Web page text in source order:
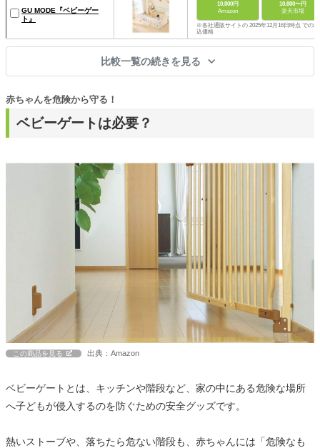
GU MODE『ベビーゲー
ト』
10,800円
Amazon
10,800〜円
楽天市場
※各社通販サイトの 2025年12月16日時点 での税
込価格
比較一覧の続きを見る
ベビーゲートは必要？
赤ちゃんを危険から守る！
この商品を見る 出典：Amazon
ベビーゲートとは、キッチンや階段など、家の中にある危険な場所
へ子どもが侵入するのを防ぐための安全グッズです。
熱いストーブや、落ちたら危ない階段も、赤ちゃんには「危険なも